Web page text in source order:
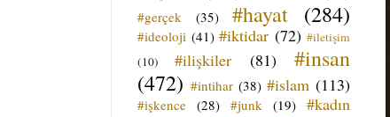
#gerçek (35) #hayat (284)
#ideoloji (41) #iktidar (72) #iletişim
(10)
#ilişkiler (81)
#insan
(472) #intihar (38) #islam (113)
#işkence (28) #junk (19) #kadın